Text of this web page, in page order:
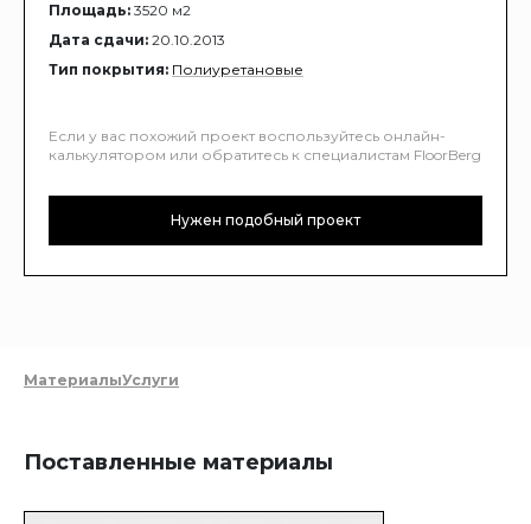
Площадь: 3520 м2
Дата сдачи: 20.10.2013
Тип покрытия: Полиуретановые
Если у вас похожий проект воспользуйтесь онлайн-
калькулятором или обратитесь к специалистам FloorBerg
Нужен подобный проект
МатериалыУслуги
Поставленные материалы